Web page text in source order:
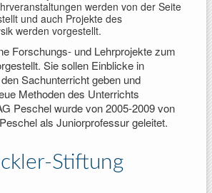
werden von der Seite
und auch Projekte des
werden vorgestellt.
Forschungs- und Lehrprojekte zum
Sie sollen Einblicke in
Sachunterricht geben und
Methoden des Unterrichts
Peschel wurde von 2005-2009 von
als Juniorprofessur geleitet.
Stiftung